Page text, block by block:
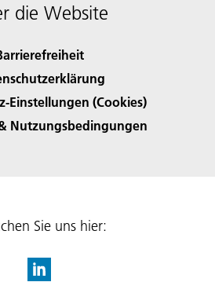
die Website
Einstellungen (Cookies)
Nutzungsbedingungen
Sie uns hier: